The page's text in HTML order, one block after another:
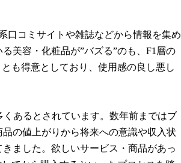
口コミサイトや雑誌などから情報を集め
美容・化粧品が”バズる”のも、F1層の
も得意としており、使用感の良し悪し
あるとされています。数年前まではブ
の値上がりから将来への意識や収入状
ました。欲しいサービス・商品があっ